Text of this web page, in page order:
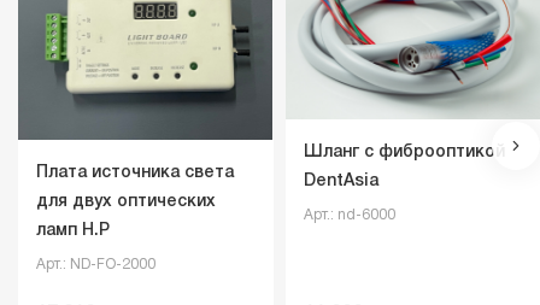
Плата источника света
для двух оптических
ламп Н.Р
Арт.: ND-FO-2000
Шланг с фиброоптикой
DentAsia
Арт.: nd-6000